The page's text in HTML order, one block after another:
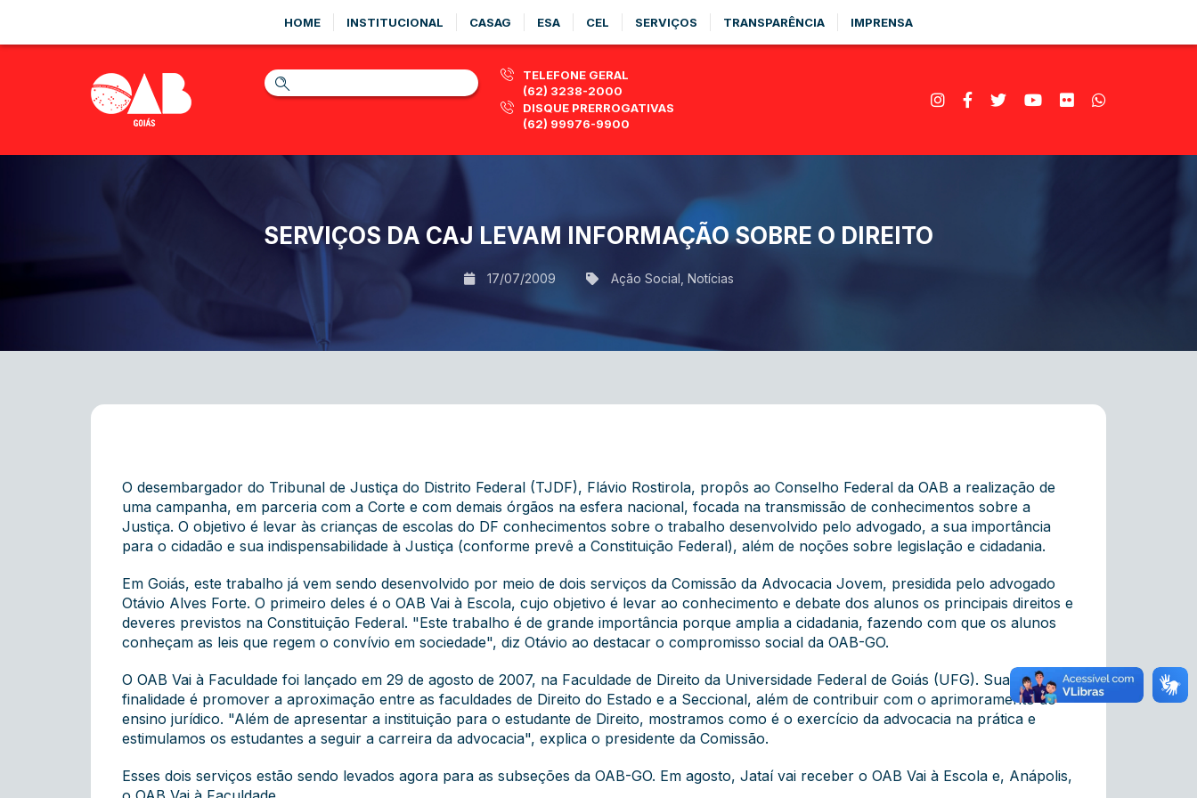
HOME INSTITUCIONAL CASAG ESA CEL SERVIÇOS TRANSPARÊNCIA IMPRENSA
TELEFONE GERAL
(62) 3238-2000
DISQUE PRERROGATIVAS
(62) 99976-9900
SERVIÇOS DA CAJ LEVAM INFORMAÇÃO SOBRE O DIREITO
17/07/2009 Ação Social Notícias
O desembargador do Tribunal de Justiça do Distrito Federal (TJDF), Flávio Rostirola, propôs ao Conselho Federal da OAB a realização de
uma campanha, em parceria com a Corte e com demais órgãos na esfera nacional, focada na transmissão de conhecimentos sobre a
Justiça. O objetivo é levar às crianças de escolas do DF conhecimentos sobre o trabalho desenvolvido pelo advogado, a sua importância
para o cidadão e sua indispensabilidade à Justiça (conforme prevê a Constituição Federal), além de noções sobre legislação e cidadania.
Em Goiás, este trabalho já vem sendo desenvolvido por meio de dois serviços da Comissão da Advocacia Jovem, presidida pelo advogado
Otávio Alves Forte. O primeiro deles é o OAB Vai à Escola, cujo objetivo é levar ao conhecimento e debate dos alunos os principais direitos e
deveres previstos na Constituição Federal. "Este trabalho é de grande importância porque amplia a cidadania, fazendo com que os alunos
conheçam as leis que regem o convívio em sociedade", diz Otávio ao destacar o compromisso social da OAB-GO.
O OAB Vai à Faculdade foi lançado em 29 de agosto de 2007, na Faculdade de Direito da Universidade Federal de Goiás (UFG). Sua
finalidade é promover a aproximação entre as faculdades de Direito do Estado e a Seccional, além de contribuir com o aprimoramento do
ensino jurídico. "Além de apresentar a instituição para o estudante de Direito, mostramos como é o exercício da advocacia na prática e
estimulamos os estudantes a seguir a carreira da advocacia", explica o presidente da Comissão.
Esses dois serviços estão sendo levados agora para as subseções da OAB-GO. Em agosto, Jataí vai receber o OAB Vai à Escola e, Anápolis,